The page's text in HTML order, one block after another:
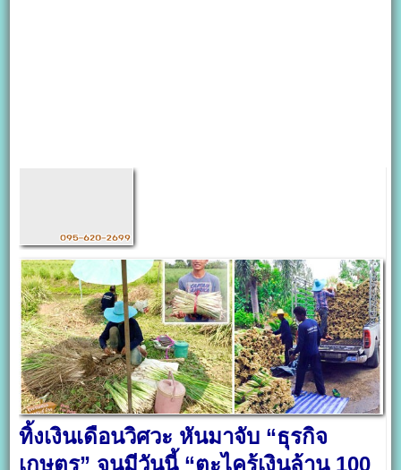
ทิ้งเงินเดือนวิศวะ หันมาจับ “ธุรกิจ
เกษตร” จนมีวันนี้ “ตะไคร้เงินล้าน 100